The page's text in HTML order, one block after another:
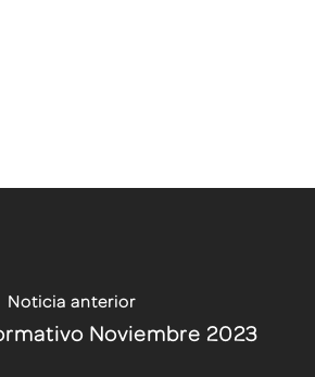
Noticia anterior
Noviembre 2023